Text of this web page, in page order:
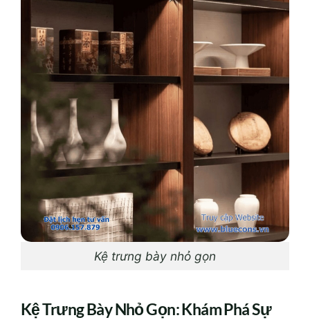
Kệ trưng bày nhỏ gọn
Kệ Trưng Bày Nhỏ Gọn: Khám Phá Sự